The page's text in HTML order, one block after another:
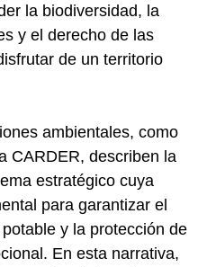
la biodiversidad, la
y el derecho de las
de un territorio
ambientales, como
CARDER, describen la
estratégico cuya
para garantizar el
y la protección de
En esta narrativa,